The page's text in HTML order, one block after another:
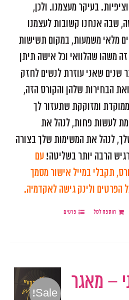
בעיקר מעצמנו. ולכן,
שבה אנחנו קשובות לעצמנו
מלאי משמעות, במקום תשישות
משהו שהלוואי וכל אישה תיתן
שנים שאני עוזרת לנשים לחזק
הבחירות שלהן והקורס הזה,
ומזוקקת שתעזור לך
לעשות פחות, לנהל את
לנהל את המשימות שלך בצורה
הרבה יותר בשליטה!עם
תקבלי במייל אישורמסמך
הפרטים ולינק גישה לאקדמיה.
הוספה לסל פרטים
Sale!
– מאגר